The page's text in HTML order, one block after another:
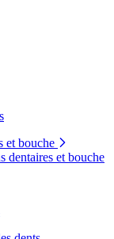
et bouche
dentaires et bouche